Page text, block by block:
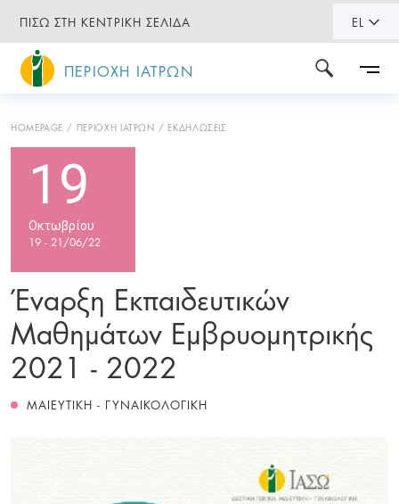
ΠΙΣΩ ΣΤΗ ΚΕΝΤΡΙΚΗ ΣΕΛΙΔΑ EL
ΠΕΡΙΟΧΗ ΙΑΤΡΩΝ
HOMEPAGE ΠΕΡΙΟΧΗ ΙΑΤΡΩΝ ΕΚΔΗΛΩΣΕΙΣ
19
Οκτωβρίου
19 - 21/06/22
Έναρξη Εκπαιδευτικών
Μαθημάτων Εμβρυομητρικής
2021 - 2022
ΜΑΙΕΥΤΙΚΗ - ΓΥΝΑΙΚΟΛΟΓΙΚΗ